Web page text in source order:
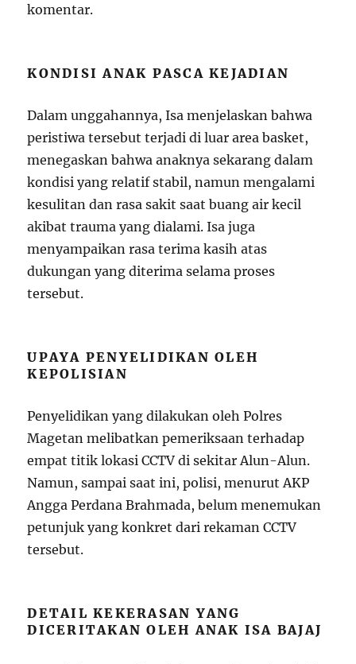
komentar.
KONDISI ANAK PASCA KEJADIAN
Dalam unggahannya, Isa menjelaskan bahwa
peristiwa tersebut terjadi di luar area basket,
menegaskan bahwa anaknya sekarang dalam
kondisi yang relatif stabil, namun mengalami
kesulitan dan rasa sakit saat buang air kecil
akibat trauma yang dialami. Isa juga
menyampaikan rasa terima kasih atas
dukungan yang diterima selama proses
tersebut.
UPAYA PENYELIDIKAN OLEH
KEPOLISIAN
Penyelidikan yang dilakukan oleh Polres
Magetan melibatkan pemeriksaan terhadap
empat titik lokasi CCTV di sekitar Alun-Alun.
Namun, sampai saat ini, polisi, menurut AKP
Angga Perdana Brahmada, belum menemukan
petunjuk yang konkret dari rekaman CCTV
tersebut.
DETAIL KEKERASAN YANG
DICERITAKAN OLEH ANAK ISA BAJAJ